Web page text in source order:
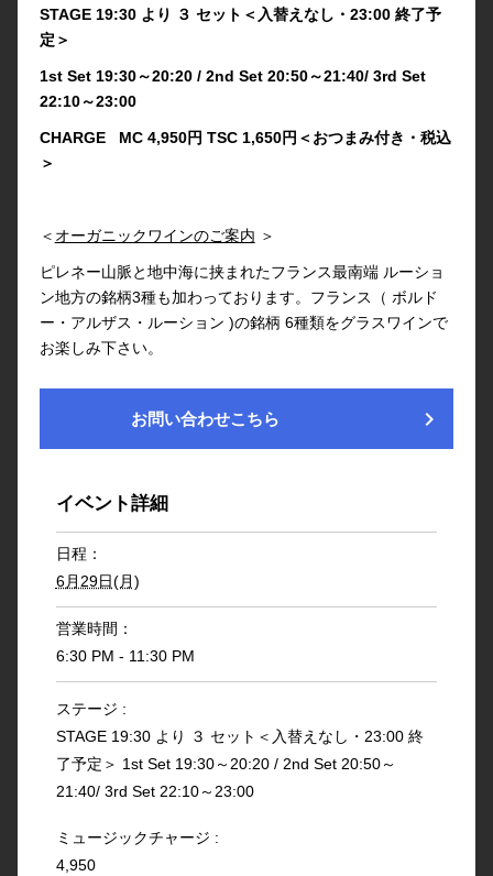
STAGE 19:30 より ３ セット＜入替えなし・23:00 終了予
定＞
1st Set 19:30～20:20 / 2nd Set 20:50～21:40/ 3rd Set
22:10～23:00
CHARGE MC 4,950円 TSC 1,650円＜おつまみ付き・税込
＞
＜ オーガニックワインのご案内 ＞
ピレネー山脈と地中海に挟まれたフランス最南端 ルーショ
ン地方の銘柄3種も加わっております。フランス（ ボルド
ー・アルザス・ルーション )の銘柄 6種類をグラスワインで
お楽しみ下さい。
お問い合わせこちら chevron_right
イベント詳細
日程：
6月29日(月)
営業時間：
6:30 PM - 11:30 PM
ステージ :
STAGE 19:30 より ３ セット＜入替えなし・23:00 終
了予定＞ 1st Set 19:30～20:20 / 2nd Set 20:50～
21:40/ 3rd Set 22:10～23:00
ミュージックチャージ :
4,950